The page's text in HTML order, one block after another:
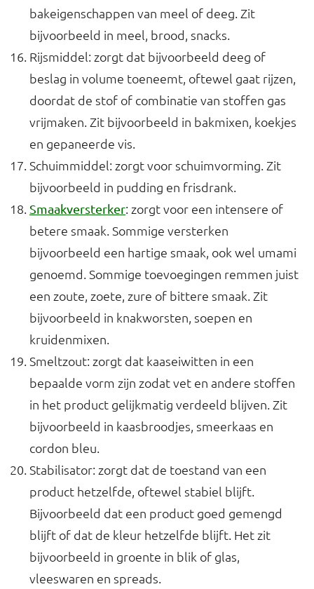
bakeigenschappen van meel of deeg. Zit
bijvoorbeeld in meel, brood, snacks.
Rijsmiddel: zorgt dat bijvoorbeeld deeg of
beslag in volume toeneemt, oftewel gaat rijzen,
doordat de stof of combinatie van stoffen gas
vrijmaken. Zit bijvoorbeeld in bakmixen, koekjes
en gepaneerde vis.
Schuimmiddel: zorgt voor schuimvorming. Zit
bijvoorbeeld in pudding en frisdrank.
Smaakversterker: zorgt voor een intensere of
betere smaak. Sommige versterken
bijvoorbeeld een hartige smaak, ook wel umami
genoemd. Sommige toevoegingen remmen juist
een zoute, zoete, zure of bittere smaak. Zit
bijvoorbeeld in knakworsten, soepen en
kruidenmixen.
Smeltzout: zorgt dat kaaseiwitten in een
bepaalde vorm zijn zodat vet en andere stoffen
in het product gelijkmatig verdeeld blijven. Zit
bijvoorbeeld in kaasbroodjes, smeerkaas en
cordon bleu.
Stabilisator: zorgt dat de toestand van een
product hetzelfde, oftewel stabiel blijft.
Bijvoorbeeld dat een product goed gemengd
blijft of dat de kleur hetzelfde blijft. Het zit
bijvoorbeeld in groente in blik of glas,
vleeswaren en spreads.